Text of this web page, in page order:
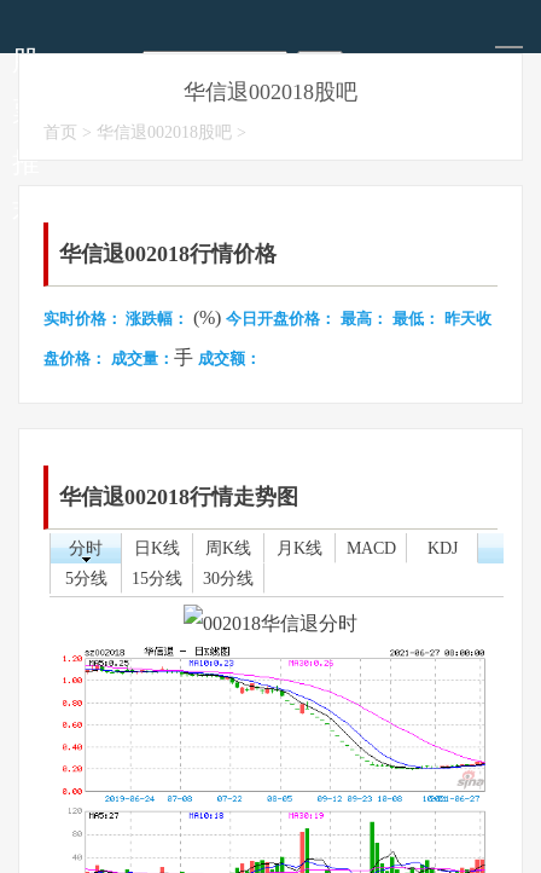
航
股
今日股票推荐
明天股市走势
每日涨停板预测
今日股市要闻
华信退002018股吧
首页 > 华信退002018股吧 >
华信退002018行情价格
实时价格： 涨跌幅： (%) 今日开盘价格： 最高： 最低： 昨天收
盘价格： 成交量： 手 成交额：
华信退002018行情走势图
分时 日K线 周K线 月K线 MACD
KDJ
5分线
15分线 30分线